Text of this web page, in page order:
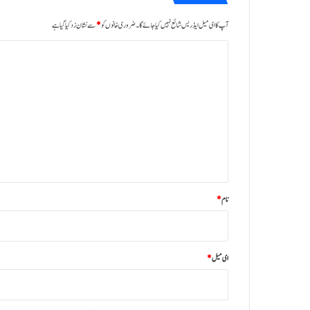
آپ کا ای میل ایڈریس شائع نہیں کیا جائے گا۔ضروری خانوں کو*سے نشان زد کیا گیا ہے
نام*
ای میل*